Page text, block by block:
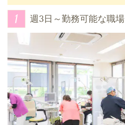
週3日～勤務可能な職場